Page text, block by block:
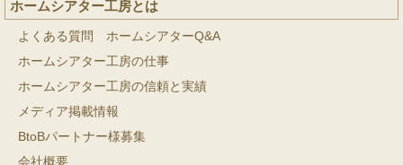
ホームシアター工房とは
よくある質問 ホームシアターQ&A
ホームシアター工房の仕事
ホームシアター工房の信頼と実績
メディア掲載情報
BtoBパートナー様募集
会社概要